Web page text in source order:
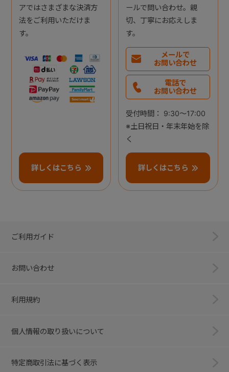
アではさまざまな決済方
法をご利用いただけま
す。
詳しくはこちら
ールで問い合わせ。親
切、丁寧にお応えしま
す。
メールで
お問い合わせ
電話で
お問い合わせ
受付時間： 9:30～17:00
※土日祝日・年末年始を除
く
詳しくはこちら
ご利用ガイド
お問い合わせ
利用規約
個人情報の取り扱いについて
特定商取引法に基づく表示